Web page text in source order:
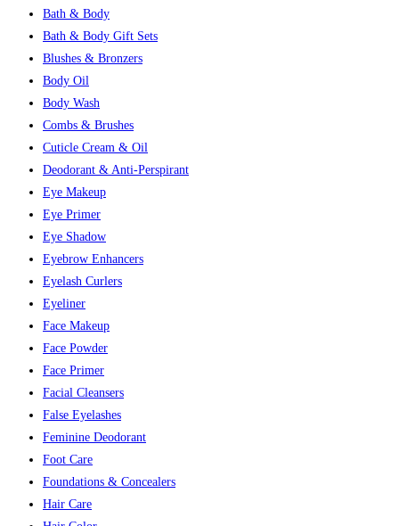
Bath & Body
Bath & Body Gift Sets
Blushes & Bronzers
Body Oil
Body Wash
Combs & Brushes
Cuticle Cream & Oil
Deodorant & Anti-Perspirant
Eye Makeup
Eye Primer
Eye Shadow
Eyebrow Enhancers
Eyelash Curlers
Eyeliner
Face Makeup
Face Powder
Face Primer
Facial Cleansers
False Eyelashes
Feminine Deodorant
Foot Care
Foundations & Concealers
Hair Care